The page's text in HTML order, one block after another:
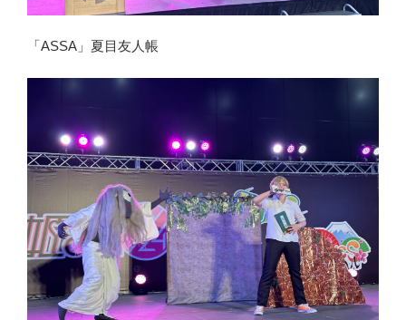
「ASSA」夏目友人帳